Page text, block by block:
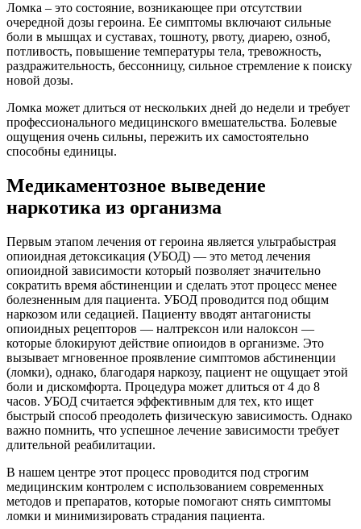
Ломка – это состояние, возникающее при отсутствии
очередной дозы героина. Ее симптомы включают сильные
боли в мышцах и суставах, тошноту, рвоту, диарею, озноб,
потливость, повышение температуры тела, тревожность,
раздражительность, бессонницу, сильное стремление к поиску
новой дозы.
Ломка может длиться от нескольких дней до недели и требует
профессионального медицинского вмешательства. Болевые
ощущения очень сильны, пережить их самостоятельно
способны единицы.
Медикаментозное выведение
наркотика из организма
Первым этапом лечения от героина является ультрабыстрая
опиоидная детоксикация (УБОД) — это метод лечения
опиоидной зависимости который позволяет значительно
сократить время абстиненции и сделать этот процесс менее
болезненным для пациента. УБОД проводится под общим
наркозом или седацией. Пациенту вводят антагонисты
опиоидных рецепторов — налтрексон или налоксон —
которые блокируют действие опиоидов в организме. Это
вызывает мгновенное проявление симптомов абстиненции
(ломки), однако, благодаря наркозу, пациент не ощущает этой
боли и дискомфорта. Процедура может длиться от 4 до 8
часов. УБОД считается эффективным для тех, кто ищет
быстрый способ преодолеть физическую зависимость. Однако
важно помнить, что успешное лечение зависимости требует
длительной реабилитации.
В нашем центре этот процесс проводится под строгим
медицинским контролем с использованием современных
методов и препаратов, которые помогают снять симптомы
ломки и минимизировать страдания пациента.